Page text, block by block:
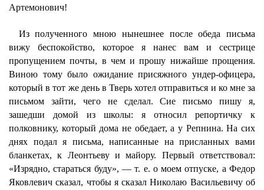
Артемонович!
Из полученного мною нынешнее после обеда письма
вижу беспокойство, которое я нанес вам и сестрице
пропущением почты, в чем и прошу нижайше прощения.
Виною тому было ожидание присяжного ундер-офицера,
который в тот же день в Тверь хотел отправиться и ко мне за
письмом зайти, чего не сделал. Сие письмо пишу я,
зашедши домой из школы: я относил репортичку к
полковнику, который дома не обедает, а у Репнина. На сих
днях подал я письма, написанные на присланных вами
бланкетах, к Леонтьеву и майору. Первый ответствовал:
«Изрядно, стараться буду», — т. е. о моем отпуске, а Федор
Яковлевич сказал, чтобы я сказал Николаю Васильевичу об